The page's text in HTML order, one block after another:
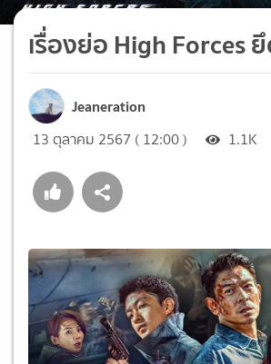
เรื่องย่อ High Forces
Jeaneration
13 ตุลาคม 2567 ( 12:00 ) 1.1K